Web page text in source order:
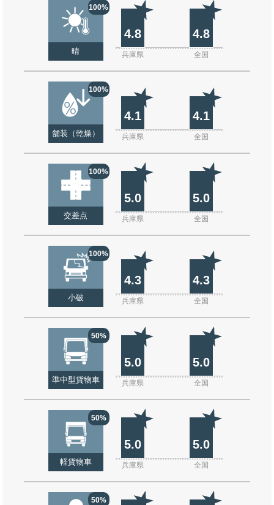
100%
晴
4.8 4.8
兵庫県 全国
100%
舗装（乾燥）
4.1 4.1
兵庫県 全国
100%
交差点
5.0 5.0
兵庫県 全国
100%
小破
4.3 4.3
兵庫県 全国
50%
準中型貨物車
5.0 5.0
兵庫県 全国
50%
軽貨物車
5.0 5.0
兵庫県 全国
50%